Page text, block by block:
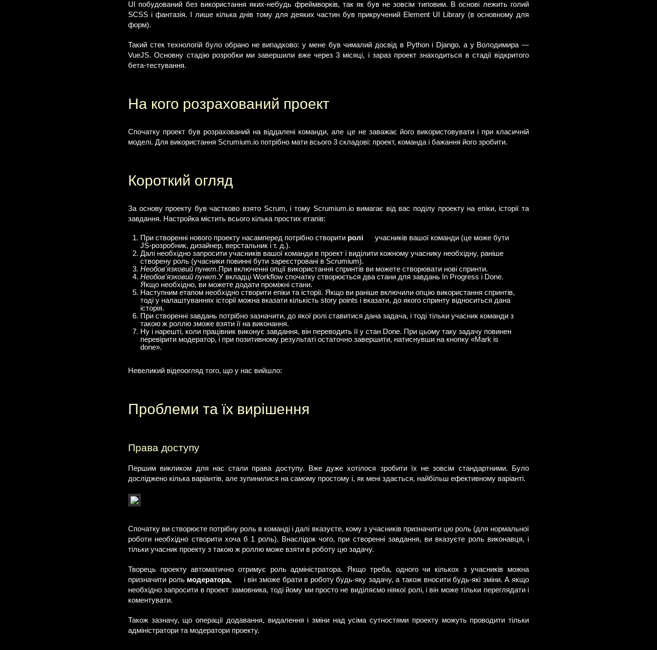
UI побудований без використання яких-небудь фреймворків, так як був не зовсім типовим. В основі лежить голий
SCSS і фантазія. І лише кілька днів тому для деяких частин був прикручений Element UI Library (в основному для
форм).
Такий стек технологій було обрано не випадково: у мене був чималий досвід в Python і Django, а у Володимира —
VueJS. Основну стадію розробки ми завершили вже через 3 місяці, і зараз проект знаходиться в стадії відкритого
бета-тестування.
На кого розрахований проект
Спочатку проект був розрахований на віддалені команди, але це не заважає його використовувати і при класичній
моделі. Для використання Scrumium.io потрібно мати всього 3 складові: проект, команда і бажання його зробити.
Короткий огляд
За основу проекту був частково взято Scrum, і тому Scrumium.io вимагає від вас поділу проекту на епіки, історії та
завдання. Настройка містить всього кілька простих етапів:
При створенні нового проекту насамперед потрібно створити ролі
учасників вашої команди (це може бути
JS-розробник, дизайнер, верстальник і т. д.).
Далі необхідно запросити учасників вашої команди в проект і виділити кожному учаснику необхідну, раніше
створену роль (учасники повинні бути зареєстровані в Scrumium).
Необов'язковий пункт.При включенні опції використання спринтів ви можете створювати нові спринти.
Необов'язковий пункт.У вкладці Workflow спочатку створюється два стани для завдань In Progress і Done.
Якщо необхідно, ви можете додати проміжні стани.
Наступним етапом необхідно створити епіки та історії. Якщо ви раніше включили опцію використання спринтів,
тоді у налаштуваннях історії можна вказати кількість story points і вказати, до якого спринту відноситься дана
історія.
При створенні завдань потрібно зазначити, до якої ролі ставитися дана задача, і тоді тільки учасник команди з
такою ж роллю зможе взяти її на виконання.
Ну і нарешті, коли працівник виконує завдання, він переводить її у стан Done. При цьому таку задачу повинен
перевірити модератор, і при позитивному результаті остаточно завершити, натиснувши на кнопку «Mark is
done».
Невеликий відеоогляд того, що у нас вийшло:
Проблеми та їх вирішення
Права доступу
Першим викликом для нас стали права доступу. Вже дуже хотілося зробити їх не зовсім стандартними. Було
досліджено кілька варіантів, але зупинилися на самому простому і, як мені здається, найбільш ефективному варіанті.
Спочатку ви створюєте потрібну роль в команді і далі вказуєте, кому з учасників призначити цю роль (для нормальної
роботи необхідно створити хоча б 1 роль). Внаслідок чого, при створенні завдання, ви вказуєте роль виконавця, і
тільки учасник проекту з такою ж роллю може взяти в роботу цю задачу.
Творець проекту автоматично отримує роль адміністратора. Якщо треба, одного чи кількох з учасників можна
призначити роль модератора,
і він зможе брати в роботу будь-яку задачу, а також вносити будь-які зміни. А якщо
необхідно запросити в проект замовника, тоді йому ми просто не виділяємо ніякої ролі, і він може тільки переглядати і
коментувати.
Також зазначу, що операції додавання, видалення і зміни над усіма сутностями проекту можуть проводити тільки
адміністратори та модератори проекту.